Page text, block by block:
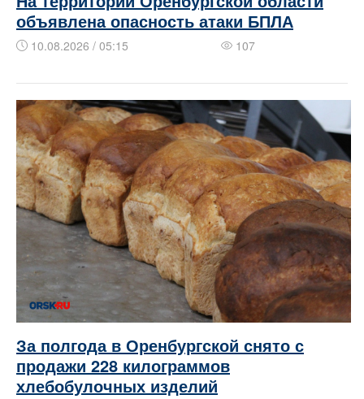
объявлена опасность атаки БПЛА
10.08.2026 / 05:15 107
За полгода в Оренбургской снято с
продажи 228 килограммов
хлебобулочных изделий